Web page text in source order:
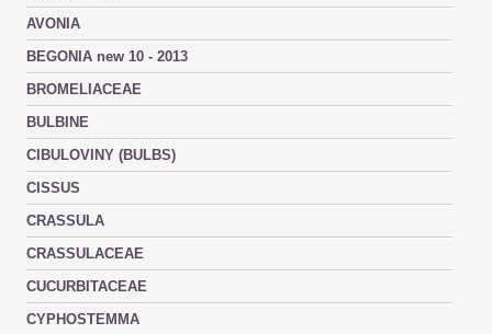
AVONIA
BEGONIA new 10 - 2013
BROMELIACEAE
BULBINE
CIBULOVINY (BULBS)
CISSUS
CRASSULA
CRASSULACEAE
CUCURBITACEAE
CYPHOSTEMMA